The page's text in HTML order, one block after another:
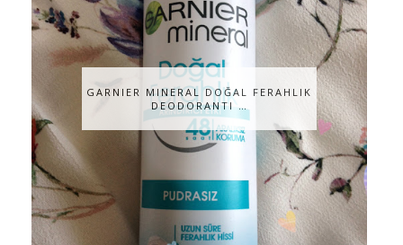
GARNIER MINERAL DOĞAL FERAHLIK
DEODORANTI …